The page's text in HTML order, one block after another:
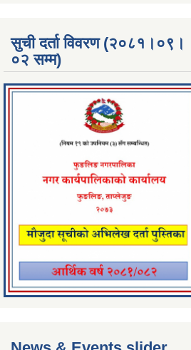
सुची दर्ता विवरण (२०८१।०९।
०२ सम्म)